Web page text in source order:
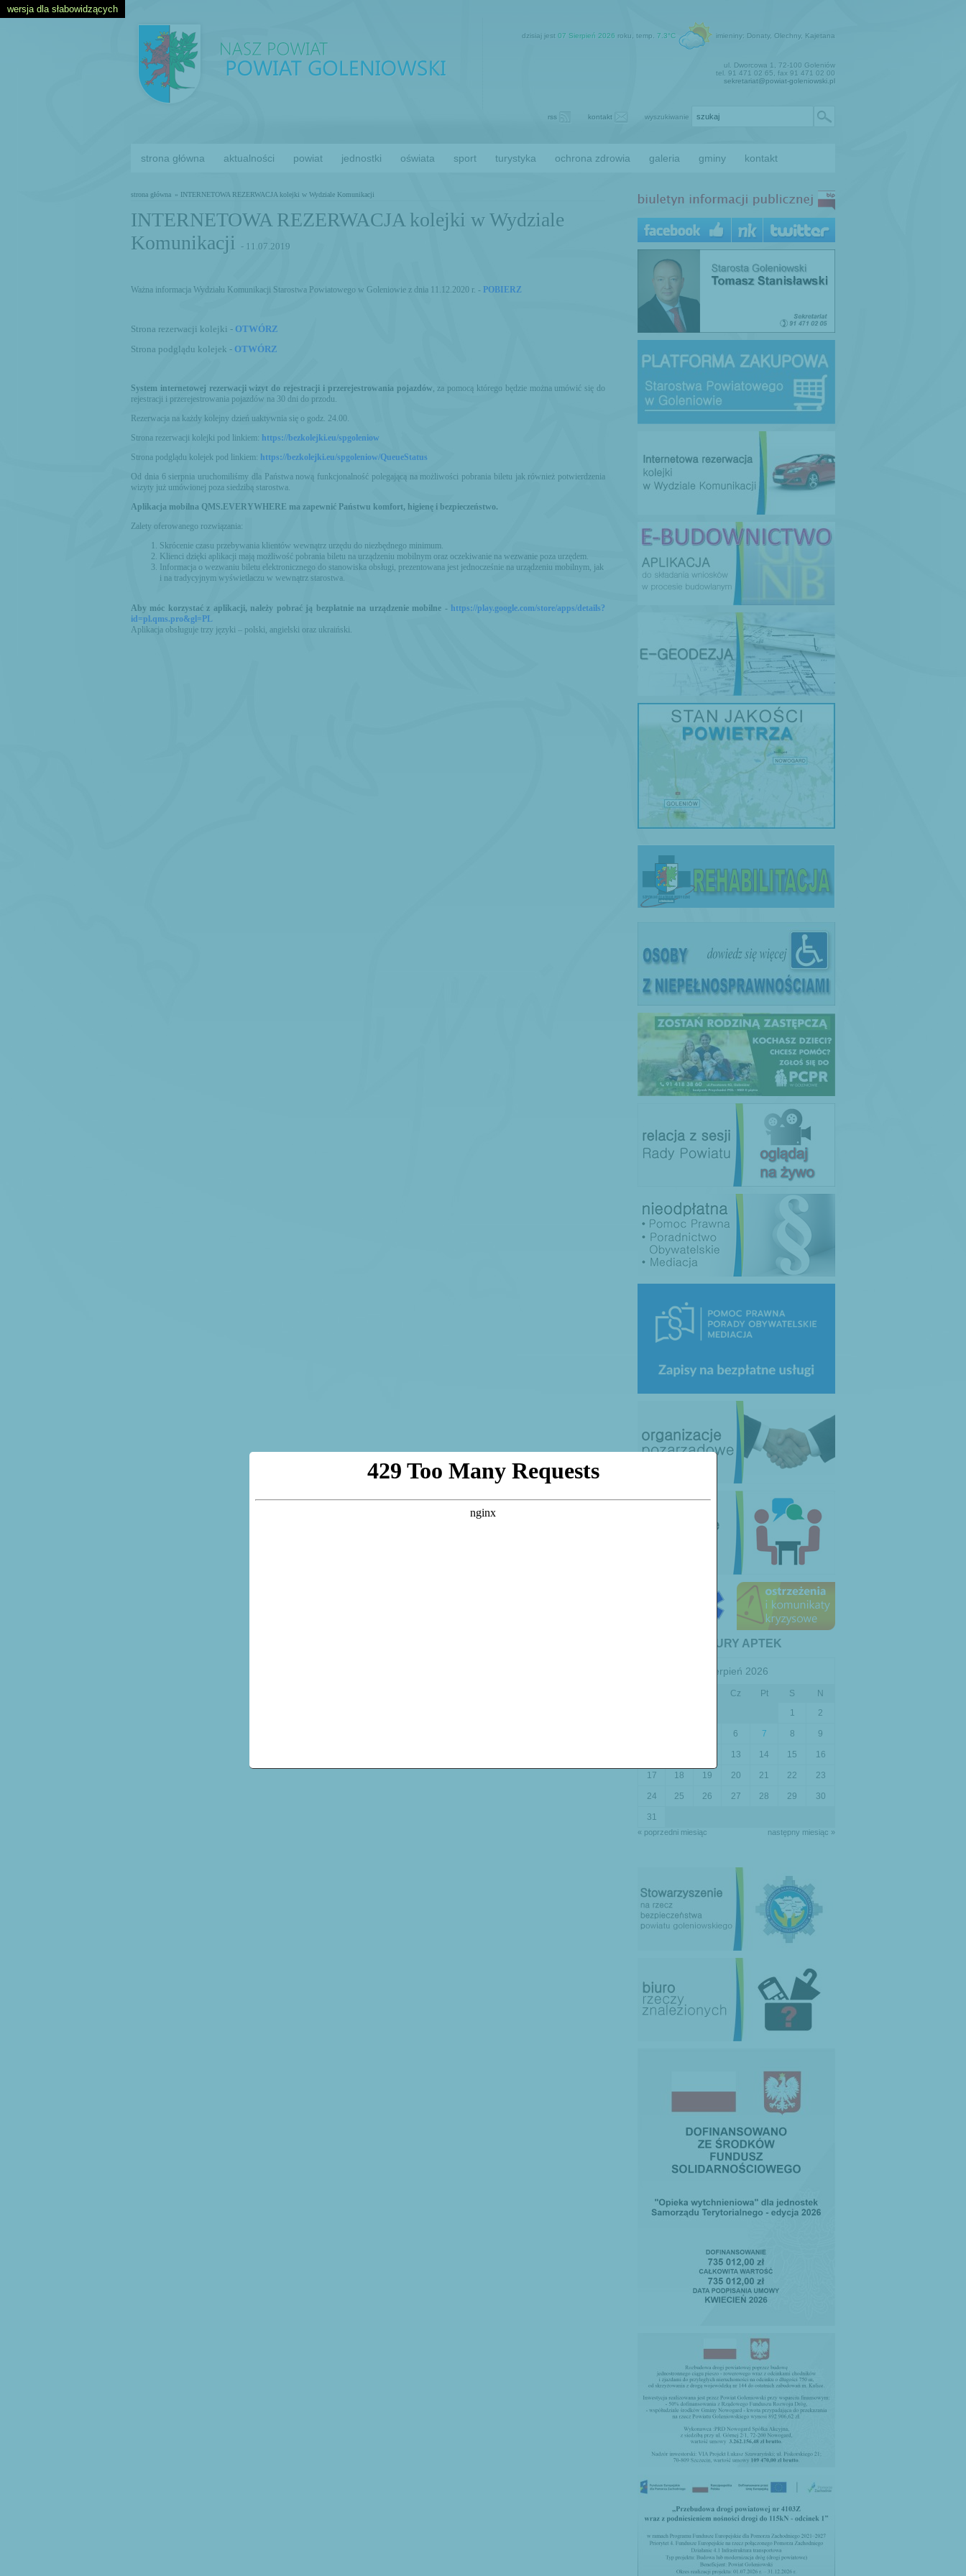
wersja dla słabowidzących
dzisiaj jest 07 Sierpień 2026 roku, temp. 7.3°C imieniny: Donaty, Olechny, Kajetana
ul. Dworcowa 1, 72-100 Goleniów
tel. 91 471 02 65, fax 91 471 02 00
sekretariat@powiat-goleniowski.pl
rss kontakt wyszukiwanie
strona główna aktualności powiat jednostki oświata sport turystyka ochrona zdrowia galeria gminy kontakt
strona główna » INTERNETOWA REZERWACJA kolejki w Wydziale Komunikacji
INTERNETOWA REZERWACJA kolejki w Wydziale
Komunikacji
- 11.07.2019
Ważna informacja Wydziału Komunikacji Starostwa Powiatowego w Goleniowie z dnia 11.12.2020 r. - POBIERZ
Strona rezerwacji kolejki - OTWÓRZ
Strona podglądu kolejek - OTWÓRZ
System internetowej rezerwacji wizyt do rejestracji i przerejestrowania pojazdów, za pomocą którego będzie można umówić się do
rejestracji i przerejestrowania pojazdów na 30 dni do przodu.
Rezerwacja na każdy kolejny dzień uaktywnia się o godz. 24.00.
Strona rezerwacji kolejki pod linkiem: https://bezkolejki.eu/spgoleniow
Strona podglądu kolejek pod linkiem: https://bezkolejki.eu/spgoleniow/QueueStatus
Od dnia 6 sierpnia uruchomiliśmy dla Państwa nową funkcjonalność polegającą na możliwości pobrania biletu jak również potwierdzenia
wizyty już umówionej poza siedzibą starostwa.
Aplikacja mobilna QMS.EVERYWHERE ma zapewnić Państwu komfort, higienę i bezpieczeństwo.
Zalety oferowanego rozwiązania:
Skrócenie czasu przebywania klientów wewnątrz urzędu do niezbędnego minimum.
Klienci dzięki aplikacji mają możliwość pobrania biletu na urządzeniu mobilnym oraz oczekiwanie na wezwanie poza urzędem.
Informacja o wezwaniu biletu elektronicznego do stanowiska obsługi, prezentowana jest jednocześnie na urządzeniu mobilnym, jak
i na tradycyjnym wyświetlaczu w wewnątrz starostwa.
Aby móc korzystać z aplikacji, należy pobrać ją bezpłatnie na urządzenie mobilne - https://play.google.com/store/apps/details?
id=pl.qms.pro&gl=PL
Aplikacja obsługuje trzy języki – polski, angielski oraz ukraiński.